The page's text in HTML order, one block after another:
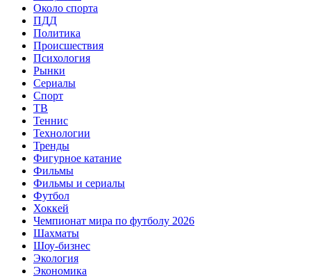
Около спорта
ПДД
Политика
Происшествия
Психология
Рынки
Сериалы
Спорт
ТВ
Теннис
Технологии
Тренды
Фигурное катание
Фильмы
Фильмы и сериалы
Футбол
Хоккей
Чемпионат мира по футболу 2026
Шахматы
Шоу-бизнес
Экология
Экономика